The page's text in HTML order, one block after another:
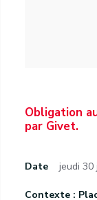
Obligation
par Givet.
Date jeudi
Contexte :